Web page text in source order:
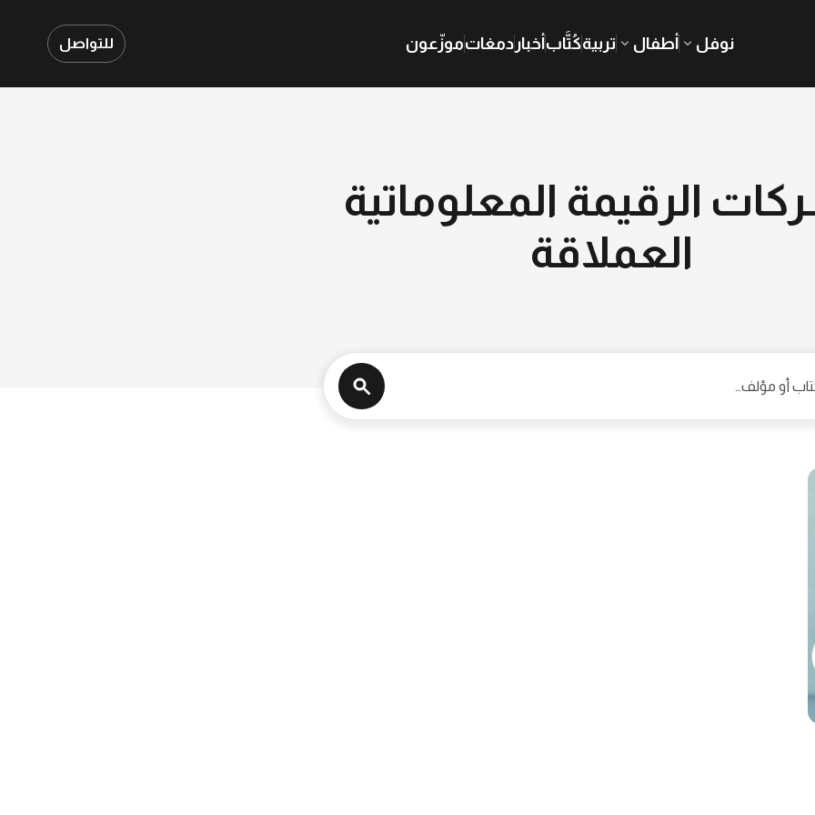
نوفل أطفال تربيةكُتَّابأخبار دمغاتموزّعون للتواصل
الرقيمة المعلوماتية
العملاقة